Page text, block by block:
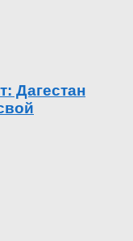
Дагестан